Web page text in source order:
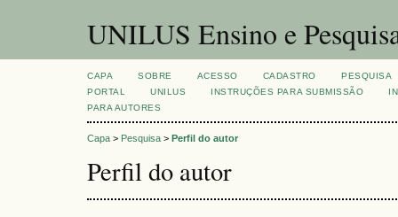
UNILUS Ensino e
CAPA SOBRE ACESSO CADASTRO
PESQUISA
PORTAL
UNILUS INSTRUÇÕES PARA SUBMISSÃO
PARA AUTORES
Capa > Pesquisa > Perfil do autor
Perfil do autor